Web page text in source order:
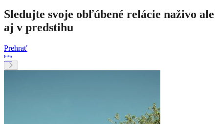
Sledujte svoje obľúbené relácie naživo ale
aj v predstihu
Prehrať